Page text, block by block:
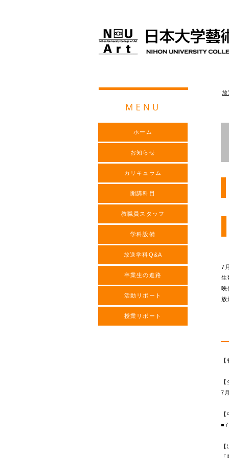
ホーム
お知らせ
カリキュラム
開講科目
教職員スタッフ
学科設備
放送学科Q&A
卒業生の進路
活動リポート
授業リポート
7
生
映
放
7
■7